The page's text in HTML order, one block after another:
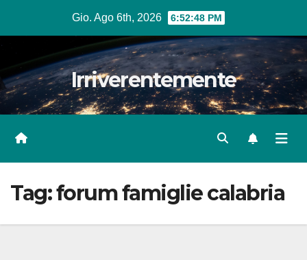
Gio. Ago 6th, 2026 6:52:49 PM
Irriverentemente
Tag:forum famiglie calabria